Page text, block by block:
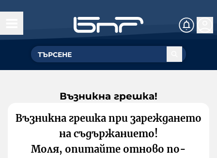
Възникна грешка!
Възникна грешка при зареждането
на съдържанието!
Моля, опитайте отново по-